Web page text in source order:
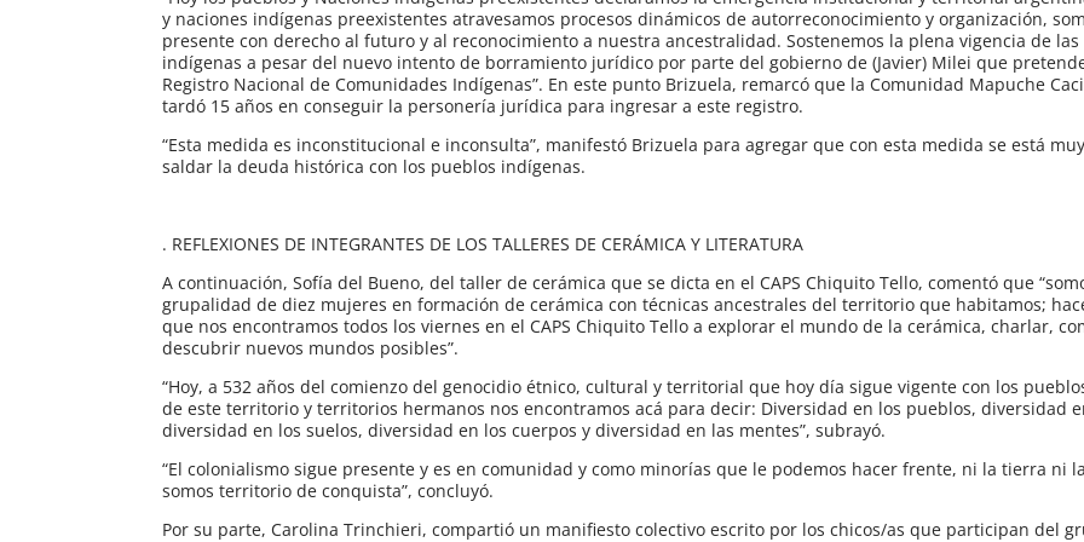
y naciones indígenas preexistentes atravesamos procesos dinámicos de autorreconocimiento y organización,
presente con derecho al futuro y al reconocimiento a nuestra ancestralidad. Sostenemos la plena vigencia de
indígenas a pesar del nuevo intento de borramiento jurídico por parte del gobierno de (Javier) Milei que
Registro Nacional de Comunidades Indígenas”. En este punto Brizuela, remarcó que la Comunidad Mapuche
tardó 15 años en conseguir la personería jurídica para ingresar a este registro.
“Esta medida es inconstitucional e inconsulta”, manifestó Brizuela para agregar que con esta medida se está
saldar la deuda histórica con los pueblos indígenas.
. REFLEXIONES DE INTEGRANTES DE LOS TALLERES DE CERÁMICA Y LITERATURA
A continuación, Sofía del Bueno, del taller de cerámica que se dicta en el CAPS Chiquito Tello, comentó que
grupalidad de diez mujeres en formación de cerámica con técnicas ancestrales del territorio que habitamos;
que nos encontramos todos los viernes en el CAPS Chiquito Tello a explorar el mundo de la cerámica, charlar,
descubrir nuevos mundos posibles”.
“Hoy, a 532 años del comienzo del genocidio étnico, cultural y territorial que hoy día sigue vigente con los
de este territorio y territorios hermanos nos encontramos acá para decir: Diversidad en los pueblos, diversidad
diversidad en los suelos, diversidad en los cuerpos y diversidad en las mentes”, subrayó.
“El colonialismo sigue presente y es en comunidad y como minorías que le podemos hacer frente, ni la tierra ni
somos territorio de conquista”, concluyó.
Por su parte, Carolina Trinchieri, compartió un manifiesto colectivo escrito por los chicos/as que participan del